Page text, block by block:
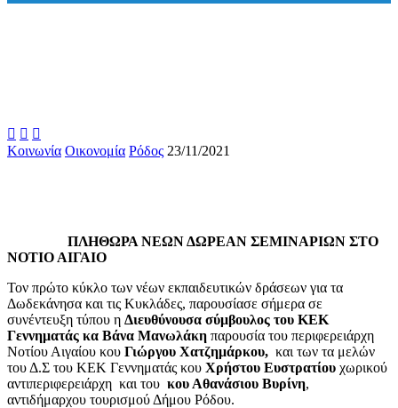
  
Κοινωνία Οικονομία Ρόδος 23/11/2021
ΠΛΗΘΩΡΑ ΝΕΩΝ ΔΩΡΕΑΝ ΣΕΜΙΝΑΡΙΩΝ ΣΤΟ
ΝΟΤΙΟ ΑΙΓΑΙΟ
Τον πρώτο κύκλο των νέων εκπαιδευτικών δράσεων για τα
Δωδεκάνησα και τις Κυκλάδες, παρουσίασε σήμερα σε
συνέντευξη τύπου η Διευθύνουσα σύμβουλος του ΚΕΚ
Γεννηματάς κα Βάνα Μανωλάκη παρουσία του περιφερειάρχη
Νοτίου Αιγαίου κου Γιώργου Χατζημάρκου, και των τα μελών
του Δ.Σ του ΚΕΚ Γεννηματάς κου Χρήστου Ευστρατίου χωρικού
αντιπεριφερειάρχη και του κου Αθανάσιου Βυρίνη,
αντιδήμαρχου τουρισμού Δήμου Ρόδου.